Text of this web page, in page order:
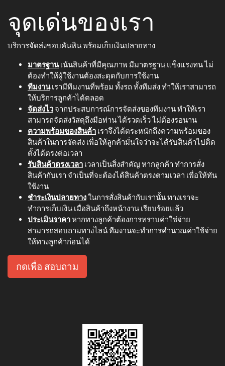
จุดเด่นของเรา
บริการจัดส่งขอบคันหิน พร้อมเก็บเงินปลายทาง
มาตรฐานเน้นสินค้าที่มีคุณภาพ มีมาตรฐาน แข็งแรงทน ไม่
ต้องทำให้ผู้ใช้งานต้องสะดุดกับการใช้งาน
ทีมงานเรามีทีมงานที่พร้อม ทั้งรถ ทั้งทีมส่ง ทำให้เราสามารถ
ให้บริการลูกค้าได้ตลอด
จัดส่งไว จากประสบการณ์การจัดส่งของทีมงาน ทำให้เรา
สามารถจัดส่งวัสดุถึงมือท่าน ได้รวดเร็ว ไม่ต้องรอนาน
ความพร้อมของสินค้า เราจึงได้ตระหนักถึงความพร้อมของ
สินค้าในการจัดส่ง เพื่อให้ลูกค้ามั่นใจว่าจะได้รับสินค้าไปติด
ตั้งได้ตรงต่อเวลา
รับสินค้าตรงเวลา เวลาเป็นสิ่งสำคัญ หากลูกค้า ทำการสั่ง
สินค้ากับเรา จำเป็นที่จะต้องได้สินค้าตรงตามเวลา เพื่อให้ทัน
ใช้งาน
ชำระเงินปลายทางในการสั่งสินค้ากับเรานั้น ทางเราจะ
ทำการเก็บเงิน เมื่อสินค้าถึงหน้างาน เรียบร้อยแล้ว
ประเมินราคาหากทางลูกค้าต้องการทราบค่าใช่จ่าย
สามารถสอบถามทางไลน์ ทีมงานจะทำการคำนวณค่าใช้จ่าย
ให้ทางลูกค้าก่อนได้
กดเพื่อ สอบถาม